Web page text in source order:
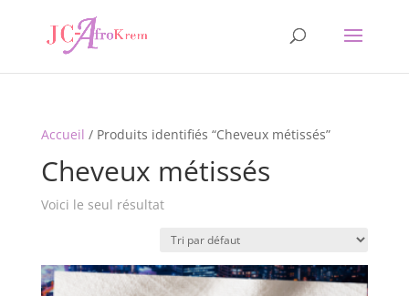
Accueil / Produits identifiés “Cheveux métissés”
Cheveux métissés
Voici le seul résultat